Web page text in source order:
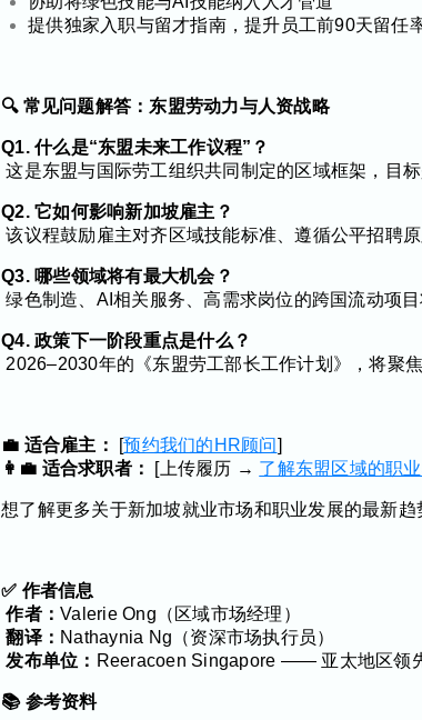
提供独家入职与留才指南，提升员工前90天留任
🔍 常见问题解答：东盟劳动力与人资战略
Q1. 什么是“东盟未来工作议程”？
这是东盟与国际劳工组织共同制定的区域框架，目
Q2. 它如何影响新加坡雇主？
该议程鼓励雇主对齐区域技能标准、遵循公平招聘
Q3. 哪些领域将有最大机会？
绿色制造、AI相关服务、高需求岗位的跨国流动项目
Q4. 政策下一阶段重点是什么？
2026–2030年的《东盟劳工部长工作计划》，将聚
💼 适合雇主： [预约我们的HR顾问]
👩‍💼 适合求职者：
[上传履历 → 了解东盟区域的职
想了解更多关于新加坡就业市场和职业发展的最新
✅ 作者信息
作者： Valerie Ong（区域市场经理）
翻译： Nathaynia Ng（资深市场执行员）
发布单位： Reeracoen Singapore —— 亚太地区领
📚 参考资料